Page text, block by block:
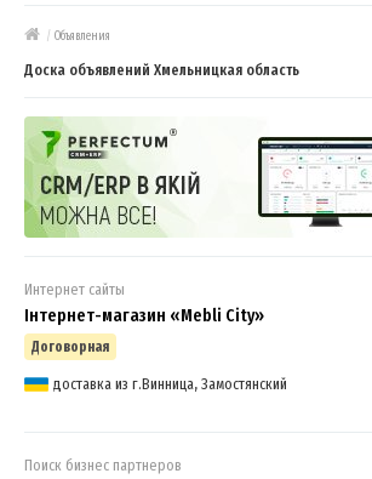
/ Объявления
Доска объявлений Хмельницкая область
Интернет сайты
Інтернет-магазин «Mebli City»
Договорная
доставка из г.Винница, Замостянский
Поиск бизнес партнеров